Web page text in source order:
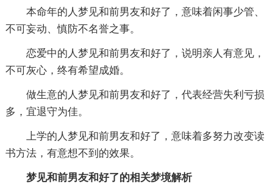
本命年的人梦见和前男友和好了，意味着闲事少管、
不可妄动、慎防不名誉之事。
恋爱中的人梦见和前男友和好了，说明亲人有意见，
不可灰心，终有希望成婚。
做生意的人梦见和前男友和好了，代表经营失利亏损
多，宜退守为佳。
上学的人梦见和前男友和好了，意味着多努力改变读
书方法，有意想不到的效果。
梦见和前男友和好了的相关梦境解析